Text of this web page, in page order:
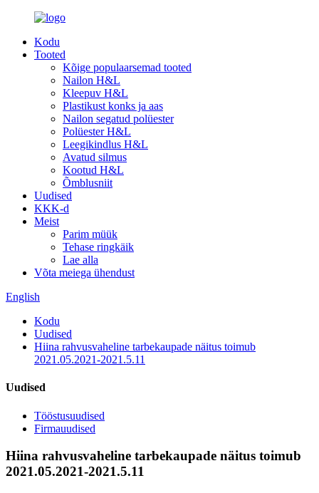
Kodu
Tooted
Kõige populaarsemad tooted
Nailon H&L
Kleepuv H&L
Plastikust konks ja aas
Nailon segatud polüester
Polüester H&L
Leegikindlus H&L
Avatud silmus
Kootud H&L
Õmblusniit
Uudised
KKK-d
Meist
Parim müük
Tehase ringkäik
Lae alla
Võta meiega ühendust
English
Kodu
Uudised
Hiina rahvusvaheline tarbekaupade näitus toimub
2021.05.2021-2021.5.11
Uudised
Tööstusuudised
Firmauudised
Hiina rahvusvaheline tarbekaupade näitus toimub
2021.05.2021-2021.5.11